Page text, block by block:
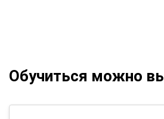
Обучиться можно